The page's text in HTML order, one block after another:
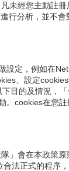
未經您主動註
行分析，並不
設定，例如在
、設定
目的及情況，
。cookies在您
」會在本政策
法正式的程序